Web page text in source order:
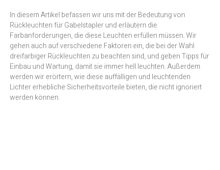
In diesem Artikel befassen wir uns mit der Bedeutung von
Rückleuchten für Gabelstapler und erläutern die
Farbanforderungen, die diese Leuchten erfüllen müssen. Wir
gehen auch auf verschiedene Faktoren ein, die bei der Wahl
dreifarbiger Rückleuchten zu beachten sind, und geben Tipps für
Einbau und Wartung, damit sie immer hell leuchten. Außerdem
werden wir erörtern, wie diese auffälligen und leuchtenden
Lichter erhebliche Sicherheitsvorteile bieten, die nicht ignoriert
werden können.